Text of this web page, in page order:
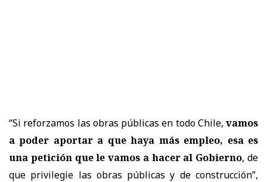
“Si reforzamos las obras públicas en todo Chile, vamos
a poder aportar a que haya más empleo, esa es
una petición que le vamos a hacer al Gobierno, de
que privilegie las obras públicas y de construcción”,